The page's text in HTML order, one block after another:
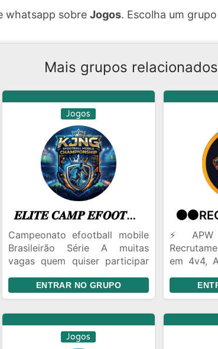
whatsapp sobre Jogos. Escolha um
Mais grupos
Jogos
𝑬𝑳𝑰𝑻𝑬 𝑪𝑨𝑴𝑷 𝑬𝑭𝑶𝑶𝑻𝑩𝑨𝑳𝑳 ⚽👑
Campeonato efootball mobile
Brasileirão Série A muitas
vagas quem quiser participar
ENTRAR NO GRUPO
⚡️ APW
em 4v4,
Clima:
jogam os
topo com
Jogos